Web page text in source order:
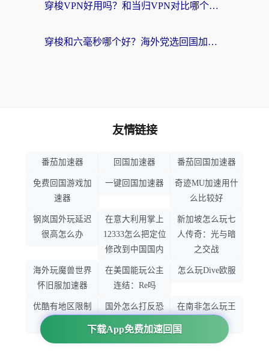
穿梭VPN好用吗？和当归VPN对比哪个回国效果更好？海外党亲测实用指南
穿梭和六毫秒哪个好？海外党选回国加速器的避坑指南，附番茄加速器实测
下载App免费加速回国
友情链接
番茄加速器 回国加速器 番茄回国加速器
免费回国游戏加
速器
一键回国加速器
奇迹MU加速用什
么比较好
钢岚国外玩延迟
很高怎么办
在意大利用掌上
12333怎么把定位
修改到中国国内
新加坡怎么玩七
人传奇：光与暗
之交战
海外玩魔兽世界
怀旧服加速器
在美国能玩公主
连结：Re吗
怎么玩Dive欧服
优酷有地区限制
国外怎么打反恐
精英：全球攻势
在南非怎么玩王